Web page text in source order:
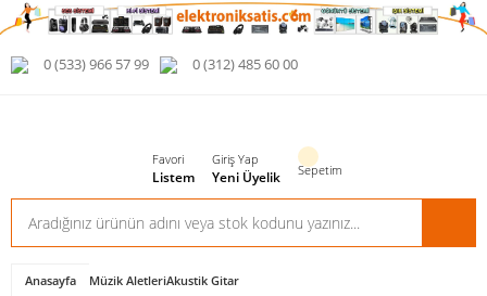
0 (533) 966 57 99 0 (312) 485 60 00
Favori
Listem
Giriş Yap
Yeni Üyelik Sepetim
Anasayfa Müzik AletleriAkustik Gitar